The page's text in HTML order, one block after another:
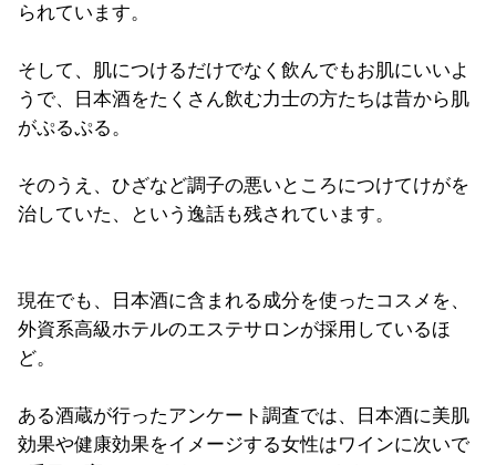
られています。
そして、肌につけるだけでなく飲んでもお肌にいいよ
うで、日本酒をたくさん飲む力士の方たちは昔から肌
がぷるぷる。
そのうえ、ひざなど調子の悪いところにつけてけがを
治していた、という逸話も残されています。
現在でも、日本酒に含まれる成分を使ったコスメを、
外資系高級ホテルのエステサロンが採用しているほ
ど。
ある酒蔵が行ったアンケート調査では、日本酒に美肌
効果や健康効果をイメージする女性はワインに次いで